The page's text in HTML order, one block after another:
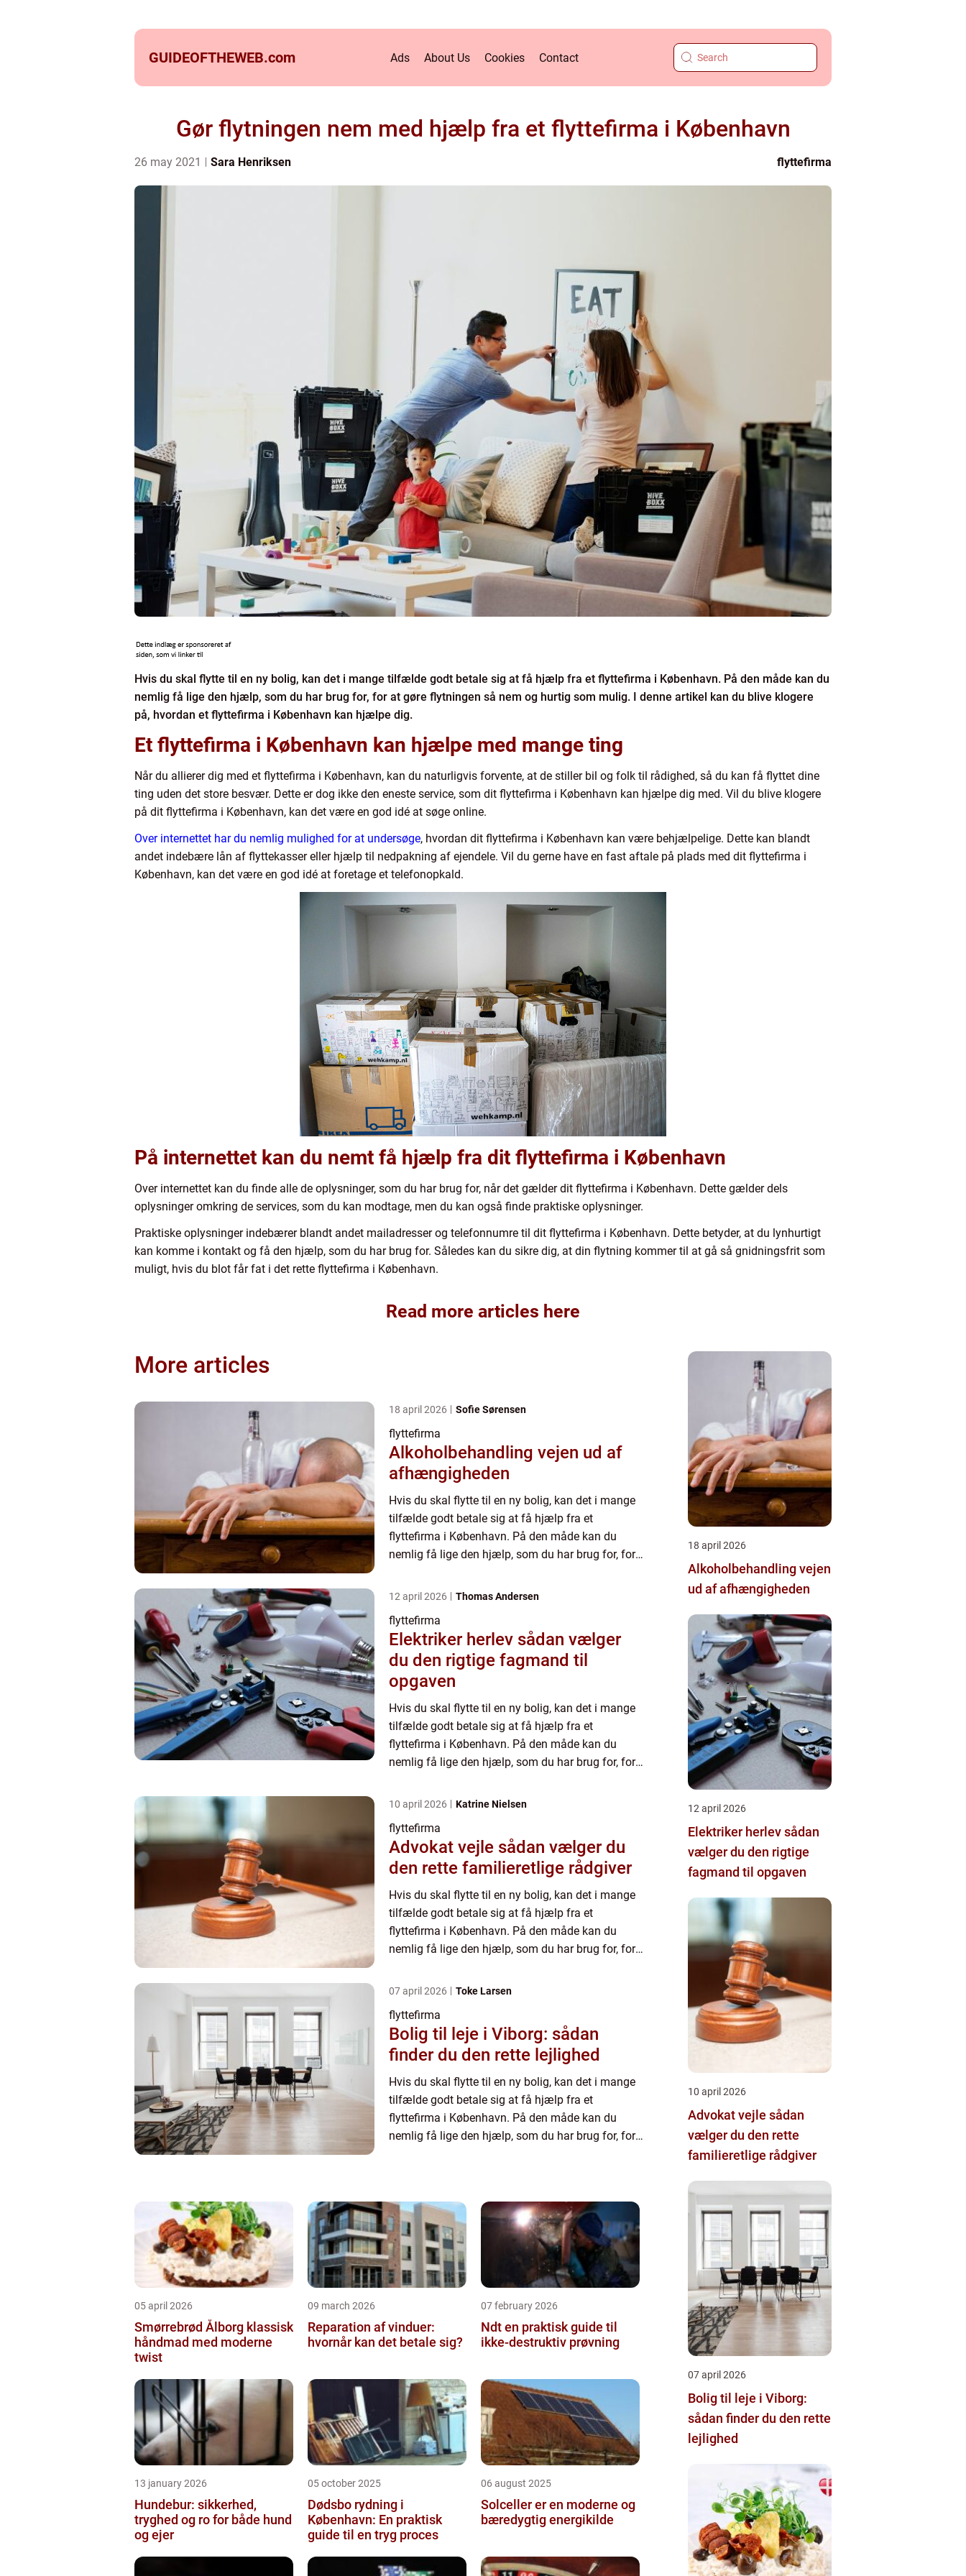
GUIDEOFTHEWEB.com Ads About Us Cookies Contact
Gør flytningen nem med hjælp fra et flyttefirma i København
26 may 2021 Sara Henriksen flyttefirma
Hvis du skal flytte til en ny bolig, kan det i mange tilfælde godt betale sig at få hjælp fra et flyttefirma i København. På den måde kan du
nemlig få lige den hjælp, som du har brug for, for at gøre flytningen så nem og hurtig som mulig. I denne artikel kan du blive klogere
på, hvordan et flyttefirma i København kan hjælpe dig.
Et flyttefirma i København kan hjælpe med mange ting
Når du allierer dig med et flyttefirma i København, kan du naturligvis forvente, at de stiller bil og folk til rådighed, så du kan få flyttet dine
ting uden det store besvær. Dette er dog ikke den eneste service, som dit flyttefirma i København kan hjælpe dig med. Vil du blive klogere
på dit flyttefirma i København, kan det være en god idé at søge online.
Over internettet har du nemlig mulighed for at undersøge, hvordan dit flyttefirma i København kan være behjælpelige. Dette kan blandt
andet indebære lån af flyttekasser eller hjælp til nedpakning af ejendele. Vil du gerne have en fast aftale på plads med dit flyttefirma i
København, kan det være en god idé at foretage et telefonopkald.
På internettet kan du nemt få hjælp fra dit flyttefirma i København
Over internettet kan du finde alle de oplysninger, som du har brug for, når det gælder dit flyttefirma i København. Dette gælder dels
oplysninger omkring de services, som du kan modtage, men du kan også finde praktiske oplysninger.
Praktiske oplysninger indebærer blandt andet mailadresser og telefonnumre til dit flyttefirma i København. Dette betyder, at du lynhurtigt
kan komme i kontakt og få den hjælp, som du har brug for. Således kan du sikre dig, at din flytning kommer til at gå så gnidningsfrit som
muligt, hvis du blot får fat i det rette flyttefirma i København.
Read more articles here
More articles
18 april 2026 Sofie Sørensen
flyttefirma
Alkoholbehandling vejen ud af
afhængigheden
Hvis du skal flytte til en ny bolig, kan det i mange
tilfælde godt betale sig at få hjælp fra et
flyttefirma i København. På den måde kan du
nemlig få lige den hjælp, som du har brug for, for
denne art...
12 april 2026 Thomas Andersen
flyttefirma
Elektriker herlev sådan vælger
du den rigtige fagmand til
opgaven
Hvis du skal flytte til en ny bolig, kan det i mange
tilfælde godt betale sig at få hjælp fra et
flyttefirma i København. På den måde kan du
nemlig få lige den hjælp, som du har brug for, for
denne art...
10 april 2026 Katrine Nielsen
flyttefirma
Advokat vejle sådan vælger du
den rette familieretlige rådgiver
Hvis du skal flytte til en ny bolig, kan det i mange
tilfælde godt betale sig at få hjælp fra et
flyttefirma i København. På den måde kan du
nemlig få lige den hjælp, som du har brug for, for
denne art...
07 april 2026 Toke Larsen
flyttefirma
Bolig til leje i Viborg: sådan
finder du den rette lejlighed
Hvis du skal flytte til en ny bolig, kan det i mange
tilfælde godt betale sig at få hjælp fra et
flyttefirma i København. På den måde kan du
nemlig få lige den hjælp, som du har brug for, for
05 april 2026
Smørrebrød Ålborg klassisk
håndmad med moderne
twist
09 march 2026
Reparation af vinduer:
hvornår kan det betale sig?
07 february 2026
Ndt en praktisk guide til
ikke-destruktiv prøvning
13 january 2026
Hundebur: sikkerhed,
tryghed og ro for både hund
og ejer
05 october 2025
Dødsbo rydning i
København: En praktisk
guide til en tryg proces
06 august 2025
Solceller er en moderne og
bæredygtig energikilde
18 april 2026
Alkoholbehandling vejen
ud af afhængigheden
12 april 2026
Elektriker herlev sådan
vælger du den rigtige
fagmand til opgaven
10 april 2026
Advokat vejle sådan
vælger du den rette
familieretlige rådgiver
07 april 2026
Bolig til leje i Viborg:
sådan finder du den rette
lejlighed